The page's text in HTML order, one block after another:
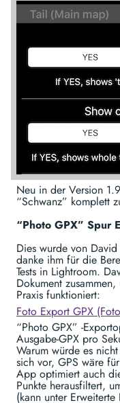
Neu in der Version
“Schwanz” komplett
“Photo GPX” Spur
Dies wurde von
danke ihm für die
Tests in Lightroom.
Dokument
Praxis funktioniert:
Foto Export GPX
“Photo GPX” -
Ausgabe-GPX pro
Warum würde es
sich vor, GPS wäre
App optimiert auch
Punkte herausfiltert,
(kann unter